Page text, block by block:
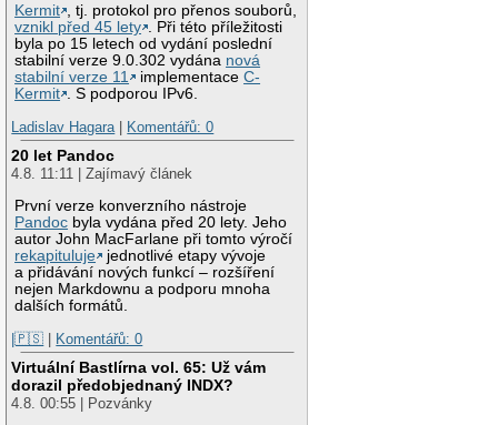
Kermit
, tj. protokol pro přenos souborů,
vznikl před 45 lety
. Při této příležitosti
byla po 15 letech od vydání poslední
stabilní verze 9.0.302 vydána nová
stabilní verze 11
implementaceC-
Kermit
. S podporou IPv6.
Ladislav Hagara | Komentářů: 0
20 let Pandoc
4.8. 11:11 | Zajímavý článek
První verze konverzního nástroje
Pandoc byla vydána před 20 lety. Jeho
autor John MacFarlane při tomto výročí
rekapituluje
jednotlivé etapy vývoje
a přidávání nových funkcí – rozšíření
nejen Markdownu a podporu mnoha
dalších formátů.
|🇵🇸 | Komentářů: 0
Virtuální Bastlírna vol. 65: Už vám
dorazil předobjednaný INDX?
4.8. 00:55 | Pozvánky